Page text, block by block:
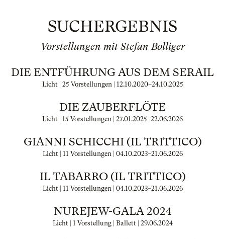
SUCHERGEBNIS
Vorstellungen mit Stefan Bolliger
DIE ENTFÜHRUNG AUS DEM SERAIL
Licht | 25 Vorstellungen | 12.10.2020–24.10.2025
DIE ZAUBERFLÖTE
Licht | 15 Vorstellungen | 27.01.2025–22.06.2026
GIANNI SCHICCHI (IL TRITTICO)
Licht | 11 Vorstellungen | 04.10.2023–21.06.2026
IL TABARRO (IL TRITTICO)
Licht | 11 Vorstellungen | 04.10.2023–21.06.2026
NUREJEW-GALA 2024
Licht | 1 Vorstellung | Ballett | 29.06.2024